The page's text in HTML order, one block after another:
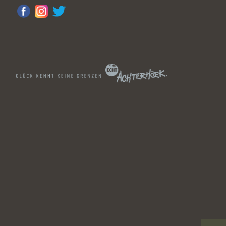
1x 6-Gänge-Menü im Restaurant Lokaal
Ein Knotenpunkt-Anhänger für den Lenker